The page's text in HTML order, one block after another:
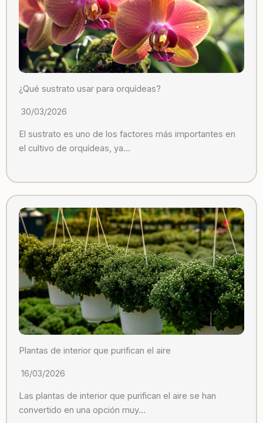
¿Qué sustrato usar para orquídeas?
30/03/2026
El sustrato es uno de los factores más importantes en
el cultivo de orquídeas, ya…
Plantas de interior que purifican el aire
16/03/2026
Las plantas de interior que purifican el aire se han
convertido en una opción muy…